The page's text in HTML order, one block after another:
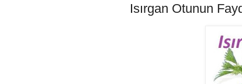
Isırgan Otunun